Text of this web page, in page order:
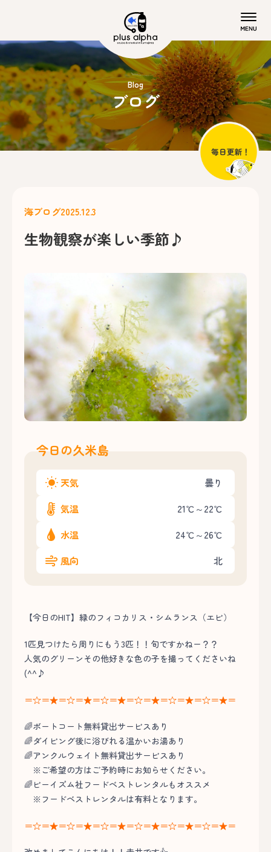
Blog
ブログ
海ブログ2025.12.3
生物観察が楽しい季節♪
今日の久米島
天気 曇り
気温 21℃～22℃
水温 24℃～26℃
風向 北
【今日のHIT】緑のフィコカリス・シムランス（エビ）
1匹見つけたら周りにもう3匹！！旬ですかねー？？
人気のグリーンその他好きな色の子を撮ってくださいね
(^^♪
＝☆＝★＝☆＝★＝☆＝★＝☆＝★＝☆＝★＝☆＝★＝
🌈ボートコート無料貸出サービスあり
🌈ダイビング後に浴びれる温かいお湯あり
🌈アンクルウェイト無料貸出サービスあり
※ご希望の方はご予約時にお知らせください。
🌈ビーイズム社フードベストレンタルもオススメ
※フードベストレンタルは有料となります。
＝☆＝★＝☆＝★＝☆＝★＝☆＝★＝☆＝★＝☆＝★＝